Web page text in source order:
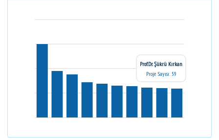
Prof.Dr. Şükrü Kırkan
Proje Sayısı: 59